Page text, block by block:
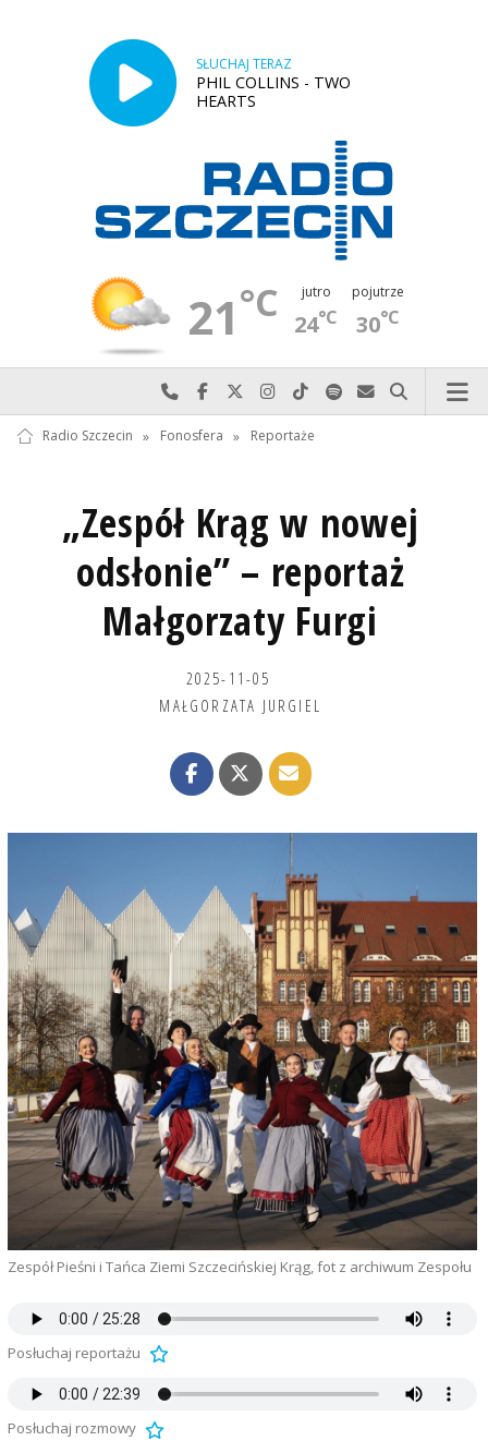
SŁUCHAJ TERAZ
PHIL COLLINS - TWO
HEARTS
21°C jutro
24°C
pojutrze
30°C
Najlepiej po prostu do nas zadzwoń
Odwiedź nas na Facebook-u
Odwiedź nas na X
Odwiedź nas na Instagram-ie
Odwiedź nas na TikTok-u
Szukaj nas na Spotify
Wyślij do nas
Szukaj
Radio Szczecin » Fonosfera » Reportaże
„Zespół Krąg w nowej
odsłonie” – reportaż
Małgorzaty Furgi
2025-11-05
MAŁGORZATA JURGIEL
Zespół Pieśni i Tańca Ziemi Szczecińskiej Krąg, fot z archiwum Zespołu
Posłuchaj reportażu
Posłuchaj rozmowy